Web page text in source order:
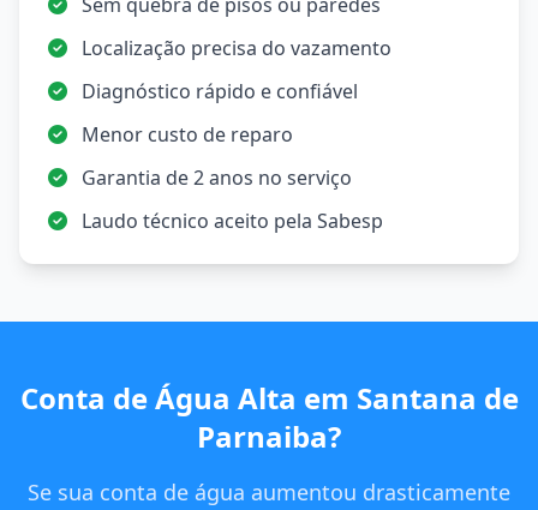
Localização precisa do vazamento
Diagnóstico rápido e confiável
Menor custo de reparo
Garantia de 2 anos no serviço
Laudo técnico aceito pela Sabesp
Conta de Água Alta em Santana de
Parnaiba?
Se sua conta de água aumentou drasticamente